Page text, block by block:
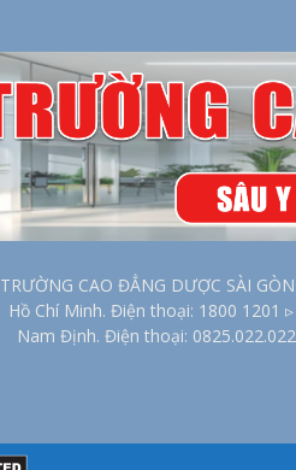
TRƯỜNG CAO ĐẲNG DƯỢC SÀI
Hồ Chí Minh. Điện thoại: 1800
Nam Định. Điện thoại: